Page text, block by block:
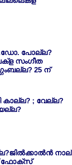
പോല്ല?
സംഗീത
25 ന്
; വേല്ല?
നാല്